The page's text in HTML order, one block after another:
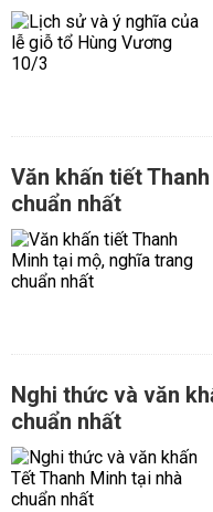
Văn khấn tiết
chuẩn nhất
Nghi thức và văn
chuẩn nhất